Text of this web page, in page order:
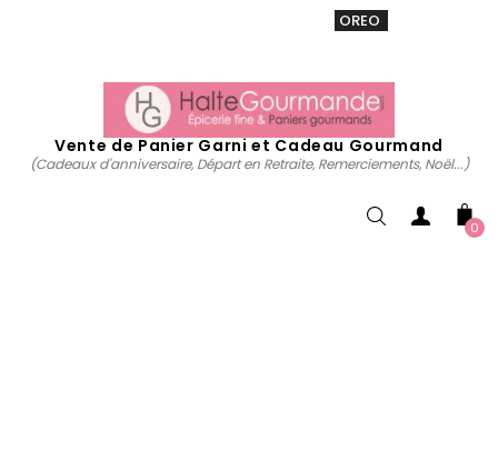
OREO
Vente de Panier Garni et Cadeau Gourmand
(Cadeaux d'anniversaire, Départ en Retraite, Remerciements, Noël...)
0